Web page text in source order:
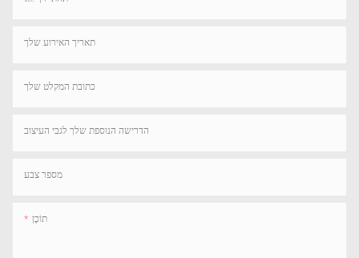
תאריך האירוע שלך
כתובת המקלט שלך
הדרישה הנוספת שלך לגבי העיצוב
מספר צבע
תוֹכֶן